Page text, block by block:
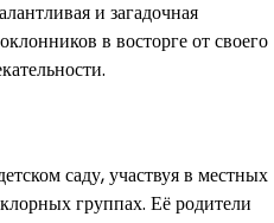
и загадочная
в восторге от своего
саду, участвуя в местных
группах. Её родители